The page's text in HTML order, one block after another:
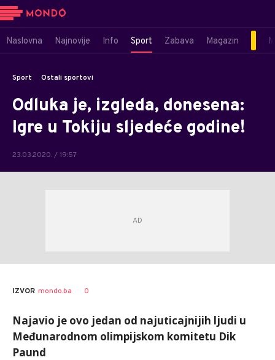
Naslovna Najnovije Info Sport Zabava Magazin
Sport Ostali sportovi
Odluka je, izgleda, donesena:
Igre u Tokiju sljedeće godine!
23.03.2020. / 19:57
IZVOR mondo.ba 0
Najavio je ovo jedan od najuticajnijih ljudi u
Međunarodnom olimpijskom komitetu Dik
Paund